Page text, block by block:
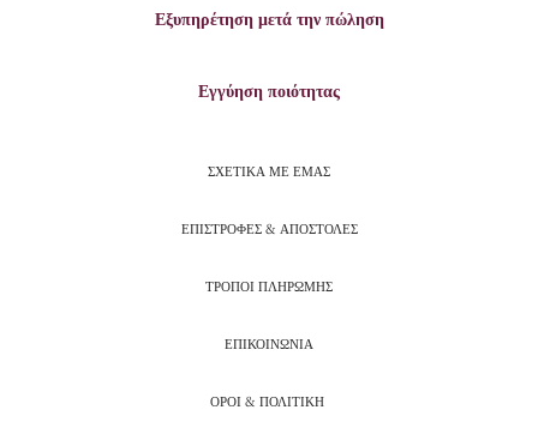
Εξυπηρέτηση μετά την πώληση
Εγγύηση ποιότητας
ΣΧΕΤΙΚΑ ΜΕ ΕΜΑΣ
ΕΠΙΣΤΡΟΦΕΣ & ΑΠΟΣΤΟΛΕΣ
ΤΡΟΠΟΙ ΠΛΗΡΩΜΗΣ
ΕΠΙΚΟΙΝΩΝΙΑ
ΟΡΟΙ & ΠΟΛΙΤΙΚΗ